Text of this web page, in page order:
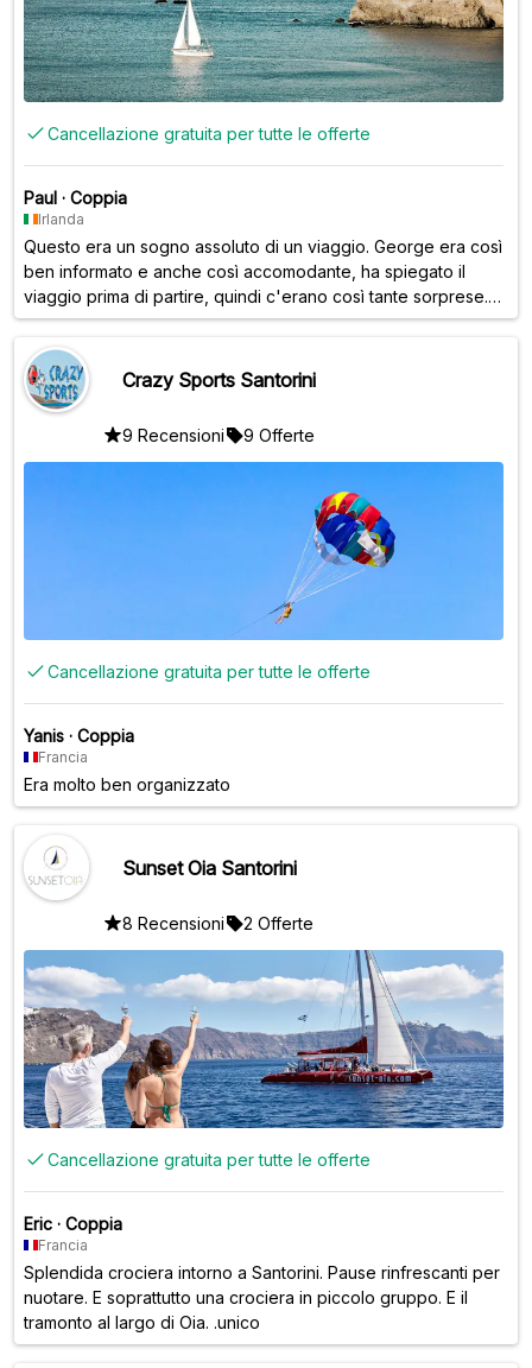
Cancellazione gratuita per tutte le offerte
Paul · Coppia
Irlanda
Questo era un sogno assoluto di un viaggio. George era così
ben informato e anche così accomodante, ha spiegato il
viaggio prima di partire, quindi c'erano così tante sorprese.
Navigare sullo yacht senza motore mentre il sole tramontava
era magico. Il cibo era di prima classe, buono come quello di
molti ristoranti. Chiunque stia pensando di fare una crociera
in yacht dovrebbe assolutamente usarli. Avrai un'esperienza
favolosa
Crazy Sports Santorini
9 Recensioni 9 Offerte
Cancellazione gratuita per tutte le offerte
Yanis · Coppia
Francia
Era molto ben organizzato
Sunset Oia Santorini
8 Recensioni 2 Offerte
Cancellazione gratuita per tutte le offerte
Eric · Coppia
Francia
Splendida crociera intorno a Santorini. Pause rinfrescanti per
nuotare. E soprattutto una crociera in piccolo gruppo. E il
tramonto al largo di Oia. .unico